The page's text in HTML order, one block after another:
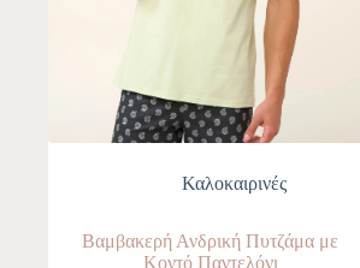
Καλοκαιρινές
Βαμβακερή Ανδρική Πυτζάμα με
Κοντό Παντελόνι